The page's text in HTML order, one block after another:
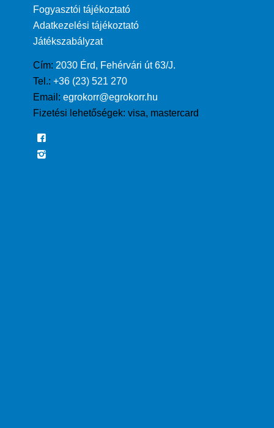
Fogyasztói tájékoztató
Adatkezelési tájékoztató
Játékszabályzat
Cím: 2030 Érd, Fehérvári út 63/J.
Tel.: +36 (23) 521 270
Email: egrokorr@egrokorr.hu
Fizetési lehetőségek: visa, mastercard